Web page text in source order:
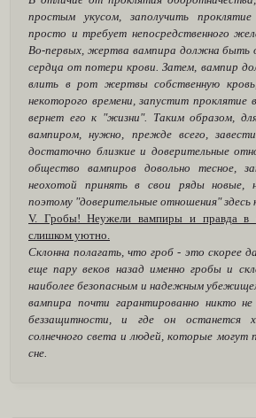
простым укусом, заполучить
просто и требует непосредственного
Во-первых, жертва вампира должна быть
сердца от потери крови. Затем, вампир
влить в рот жертвы собственную
некоторого времени, запустит
вернет его к "жизни". Таким образом,
вампиром, нужно, прежде всего,
достаточно близкие и доверительные
общество вампиров довольно тесное,
неохотой принять в свои ряды новые,
поэтому "доверительные отношения" здесь
V. Гробы! Неужели вампиры и правда в
слишком уютно.
Склонна полагать, что гроб - это скорее
еще пару веков назад именно гробы и
наиболее безопасным и надежным
вампира почти гарантированно никто
беззащитности, и где он останется
солнечного света и людей, которые могут
сне.